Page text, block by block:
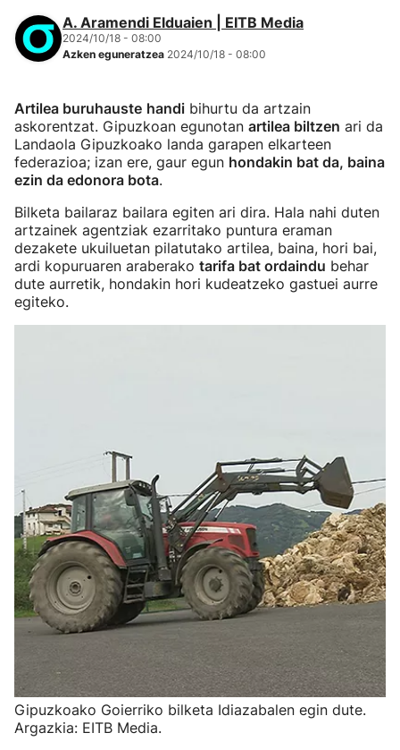
A. Aramendi Elduaien | EITB Media
2024/10/18 - 08:00
Azken eguneratzea 2024/10/18 - 08:00
Artilea buruhauste handi bihurtu da artzain
askorentzat. Gipuzkoan egunotan artilea biltzen ari da
Landaola Gipuzkoako landa garapen elkarteen
federazioa; izan ere, gaur egun hondakin bat da, baina
ezin da edonora bota.
Bilketa bailaraz bailara egiten ari dira. Hala nahi duten
artzainek agentziak ezarritako puntura eraman
dezakete ukuiluetan pilatutako artilea, baina, hori bai,
ardi kopuruaren araberako tarifa bat ordaindu behar
dute aurretik, hondakin hori kudeatzeko gastuei aurre
egiteko.
Gipuzkoako Goierriko bilketa Idiazabalen egin dute.
Argazkia: EITB Media.